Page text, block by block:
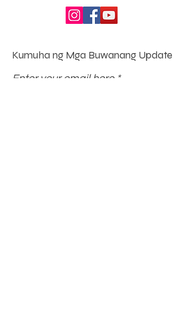
Kumuha ng Mga Buwanang Update
Enter your email here